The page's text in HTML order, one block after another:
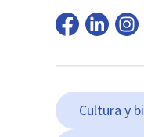
Cultura y